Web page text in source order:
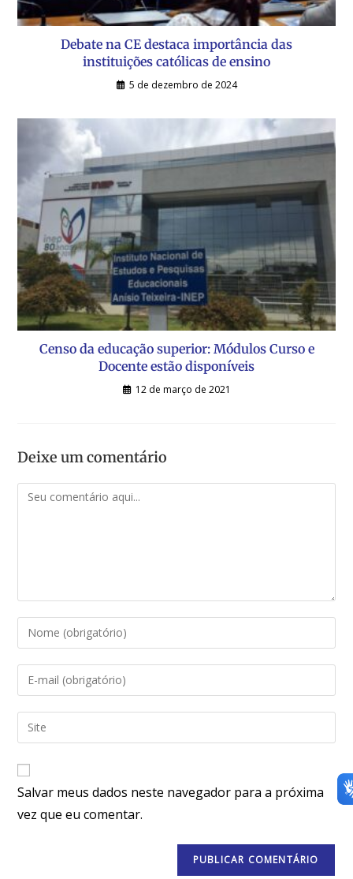
Debate na CE destaca importância das
instituições católicas de ensino
5 de dezembro de 2024
Censo da educação superior: Módulos Curso e
Docente estão disponíveis
12 de março de 2021
Deixe um comentário
Salvar meus dados neste navegador para a próxima
vez que eu comentar.